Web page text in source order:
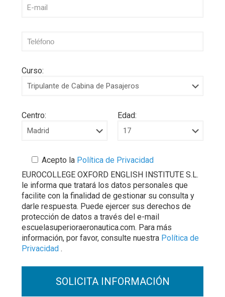
Curso:
Centro: Edad:
Acepto la Política de Privacidad
EUROCOLLEGE OXFORD ENGLISH INSTITUTE S.L.
le informa que tratará los datos personales que
facilite con la finalidad de gestionar su consulta y
darle respuesta. Puede ejercer sus derechos de
protección de datos a través del e-mail
escuelasuperioraeronautica.com. Para más
información, por favor, consulte nuestra Política de
Privacidad .